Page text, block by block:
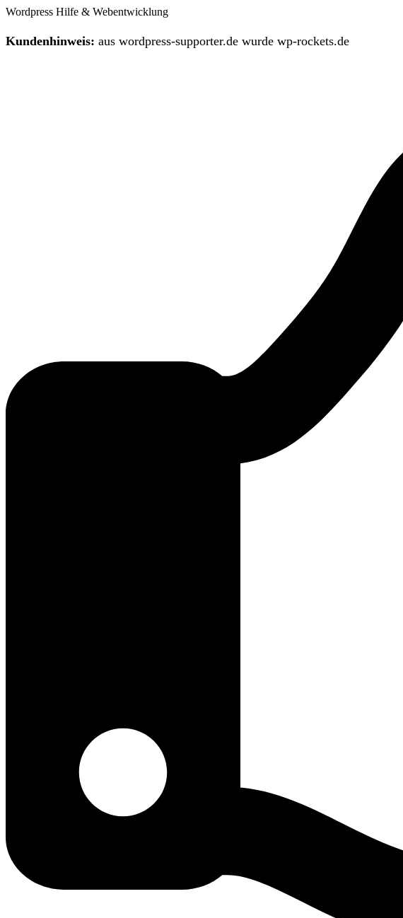
Wordpress Hilfe & Webentwicklung
Kundenhinweis: aus wordpress-supporter.de wurde wp-rockets.de